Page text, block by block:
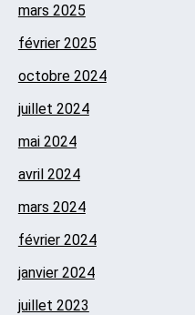
mars 2025
février 2025
octobre 2024
juillet 2024
mai 2024
avril 2024
mars 2024
février 2024
janvier 2024
juillet 2023